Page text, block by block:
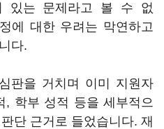
있는 문제라고 볼 수 없
에 대한 우려는 막연하고
다.
판을 거치며 이미 지원자
, 학부 성적 등을 세부적으
단 근거로 들었습니다. 재